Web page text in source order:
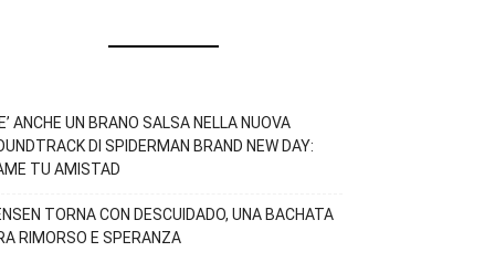
ANCHE UN BRANO SALSA NELLA NUOVA
DI SPIDERMAN BRAND NEW DAY:
TU AMISTAD
TORNA CON DESCUIDADO, UNA BACHATA
RIMORSO E SPERANZA